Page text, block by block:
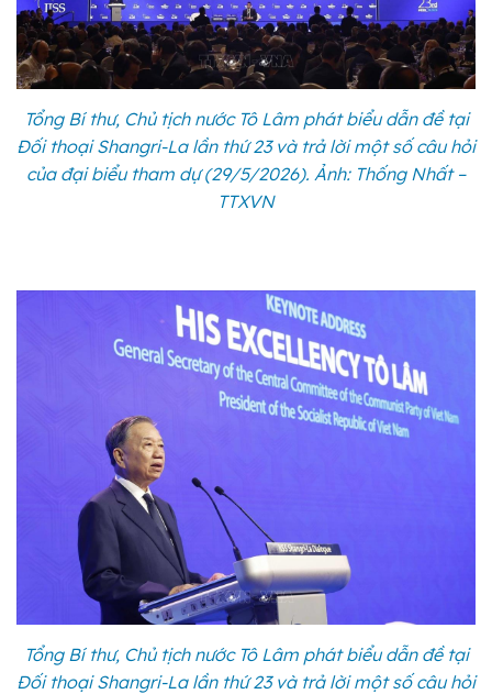
Tổng Bí thư, Chủ tịch nước Tô Lâm phát biểu dẫn đề tại
Đối thoại Shangri-La lần thứ 23 và trả lời một số câu hỏi
của đại biểu tham dự (29/5/2026). Ảnh: Thống Nhất –
TTXVN
Tổng Bí thư, Chủ tịch nước Tô Lâm phát biểu dẫn đề tại
Đối thoại Shangri-La lần thứ 23 và trả lời một số câu hỏi